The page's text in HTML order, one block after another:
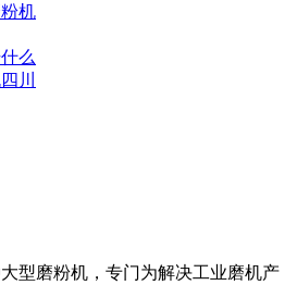
机
么
川
型磨粉机，专门为解决工业磨机产